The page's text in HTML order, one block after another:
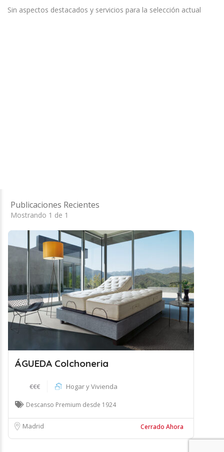
Sin aspectos destacados y servicios para la selección actual
Publicaciones Recientes
Mostrando 1 de 1
ÁGUEDA Colchoneria
€€€ Hogar y Vivienda
Descanso Premium desde 1924
Madrid Cerrado Ahora